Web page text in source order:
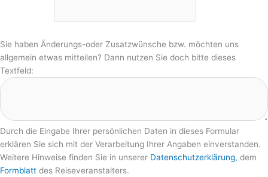
Sie haben Änderungs-oder Zusatzwünsche bzw. möchten uns
allgemein etwas mitteilen? Dann nutzen Sie doch bitte dieses
Textfeld:
Durch die Eingabe Ihrer persönlichen Daten in dieses Formular
erklären Sie sich mit der Verarbeitung Ihrer Angaben einverstanden.
Weitere Hinweise finden Sie in unserer Datenschutzerklärung, dem
Formblatt des Reiseveranstalters.